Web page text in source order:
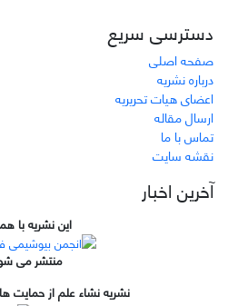
دسترسی سریع
صفحه اصلی
درباره نشریه
اعضای هیات تحریریه
ارسال مقاله
تماس با ما
نقشه سایت
آخرین اخبار
این نشریه با
منتشر می
نشریه نشاء علم از حمایت